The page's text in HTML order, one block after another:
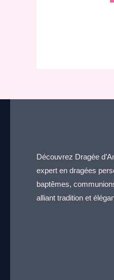
Découvrez Dragée
expert en dragées
baptêmes,
alliant tradition et